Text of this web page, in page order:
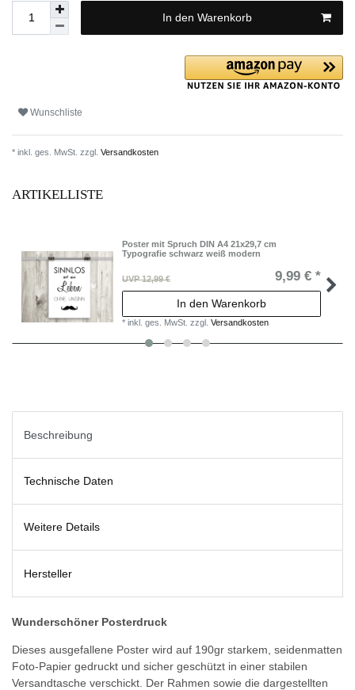
In den Warenkorb
Wunschliste
* inkl. ges. MwSt. zzgl. Versandkosten
ARTIKELLISTE
Poster mit Spruch DIN A4 21x29,7 cm
Typografie schwarz weiß modern
UVP 12,99 € 9,99 € *
In den Warenkorb
*inkl. ges. MwSt. zzgl.Versandkosten
Beschreibung
Technische Daten
Weitere Details
Hersteller
Wunderschöner Posterdruck
Dieses ausgefallene Poster wird auf 190gr starkem, seidenmatten
Foto-Papier gedruckt und sicher geschützt in einer stabilen
Versandtasche verschickt. Der Rahmen sowie die dargestellten